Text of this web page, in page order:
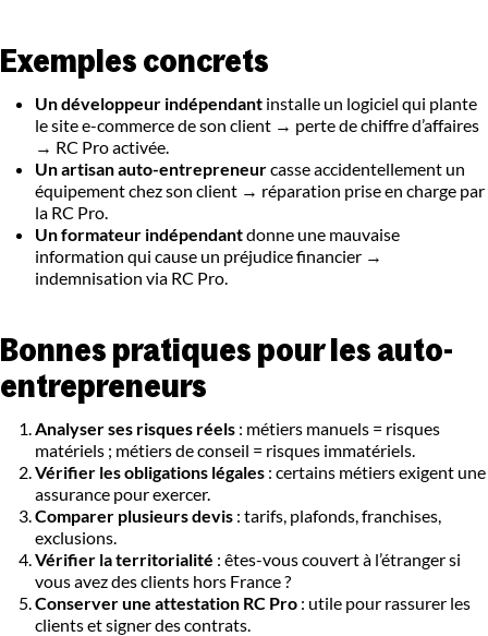
Exemples concrets
Un développeur indépendant installe un logiciel qui plante
le site e-commerce de son client → perte de chiffre d’affaires
→ RC Pro activée.
Un artisan auto-entrepreneurcasse accidentellement un
équipement chez son client → réparation prise en charge par
la RC Pro.
Un formateur indépendantdonne une mauvaise
information qui cause un préjudice financier →
indemnisation via RC Pro.
Bonnes pratiques pour les auto-
entrepreneurs
Analyser ses risques réels : métiers manuels = risques
matériels ; métiers de conseil = risques immatériels.
Vérifier les obligations légales : certains métiers exigent une
assurance pour exercer.
Comparer plusieurs devis : tarifs, plafonds, franchises,
exclusions.
Vérifier la territorialité : êtes-vous couvert à l’étranger si
vous avez des clients hors France ?
Conserver une attestation RC Pro : utile pour rassurer les
clients et signer des contrats.